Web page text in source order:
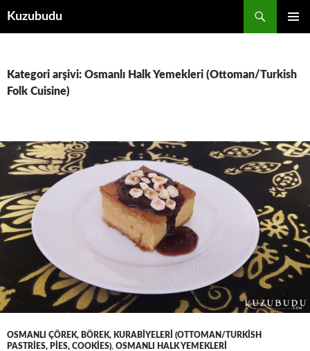
Kuzubudu
Kategori arşivi: Osmanlı Halk Yemekleri (Ottoman/Turkish
Folk Cuisine)
OSMANLI ÇÖREK, BÖREK, KURABIYELERI (OTTOMAN/TURKISH
PASTRIES, PIES, COOKIES), OSMANLI HALK YEMEKLERI